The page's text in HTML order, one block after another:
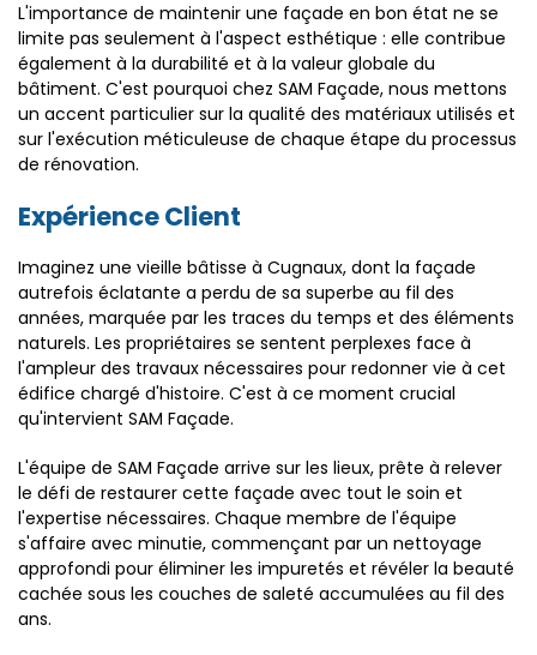
L'importance de maintenir une façade en bon état ne se
limite pas seulement à l'aspect esthétique : elle contribue
également à la durabilité et à la valeur globale du
bâtiment. C'est pourquoi chez SAM Façade, nous mettons
un accent particulier sur la qualité des matériaux utilisés et
sur l'exécution méticuleuse de chaque étape du processus
de rénovation.
Expérience Client
Imaginez une vieille bâtisse à Cugnaux, dont la façade
autrefois éclatante a perdu de sa superbe au fil des
années, marquée par les traces du temps et des éléments
naturels. Les propriétaires se sentent perplexes face à
l'ampleur des travaux nécessaires pour redonner vie à cet
édifice chargé d'histoire. C'est à ce moment crucial
qu'intervient SAM Façade.
L'équipe de SAM Façade arrive sur les lieux, prête à relever
le défi de restaurer cette façade avec tout le soin et
l'expertise nécessaires. Chaque membre de l'équipe
s'affaire avec minutie, commençant par un nettoyage
approfondi pour éliminer les impuretés et révéler la beauté
cachée sous les couches de saleté accumulées au fil des
ans.